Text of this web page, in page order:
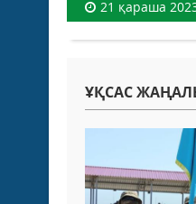
21 қараша
ҰҚСАС